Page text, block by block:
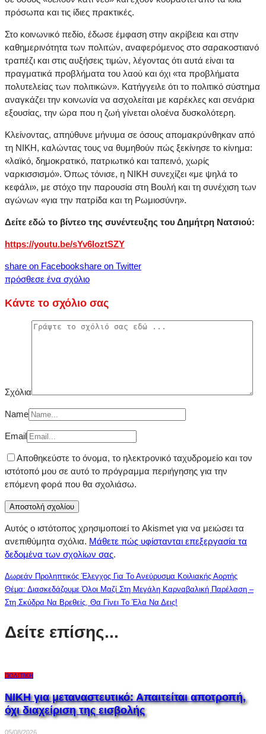
πρόσωπα και τις ίδιες πρακτικές.
Στο κοινωνικό πεδίο, έδωσε έμφαση στην ακρίβεια και στην
καθημερινότητα των πολιτών, αναφερόμενος στο σαρακοστιανό
τραπέζι και στις αυξήσεις τιμών, λέγοντας ότι αυτά είναι τα
πραγματικά προβλήματα του λαού και όχι «τα προβλήματα
πολυτελείας των πολιτικών». Κατήγγειλε ότι το πολιτικό σύστημα
αναγκάζει την κοινωνία να ασχολείται με καρέκλες και σενάρια
εξουσίας, την ώρα που η ζωή γίνεται ολοένα δυσκολότερη.
Κλείνοντας, απηύθυνε μήνυμα σε όσους απομακρύνθηκαν από
τη ΝΙΚΗ, καλώντας τους να θυμηθούν πώς ξεκίνησε το κίνημα:
«λαϊκό, δημοκρατικό, πατριωτικό και ταπεινό, χωρίς
ναρκισσισμό». Όπως τόνισε, η ΝΙΚΗ συνεχίζει «με ψηλά το
κεφάλι», με στόχο την παρουσία στη Βουλή και τη συνέχιση των
αγώνων «για την πατρίδα και τη Ρωμιοσύνη».
Δείτε εδώ το βίντεο της συνέντευξης του Δημήτρη Νατσιού:
https://youtu.be/sYv6loztSZY
share on Facebookshare on Twitter
πρόσθεσε ένα σχόλιο
Κάντε το σχόλιο σας
Σχόλια
Name
Email
Αποθηκεύστε το όνομα, το ηλεκτρονικό ταχυδρομείο και τον
ιστότοπό μου σε αυτό το πρόγραμμα περιήγησης για την
επόμενη φορά που θα σχολιάσω.
Αυτός ο ιστότοπος χρησιμοποιεί το Akismet για να μειώσει τα
ανεπιθύμητα σχόλια. Μάθετε πώς υφίστανται επεξεργασία τα
δεδομένα των σχολίων σας.
Δωρεάν Προληπτικός Έλεγχος Για Το Ανεύρυσμα Κοιλιακής Αορτής
Θέμα: Διασκεδάζουμε Όλοι Μαζί Στη Μεγάλη Καρναβαλική Παρέλαση –
Στη Σκύδρα Να Βρεθείς, Θα Γίνει Το Έλα Να Δεις!
Δείτε επίσης...
ΠΟΛΙΤΙΚΉ
ΝΙΚΗ για μεταναστευτικό: Απαιτείται αποτροπή,
όχι διαχείριση της εισβολής
05/08/2026